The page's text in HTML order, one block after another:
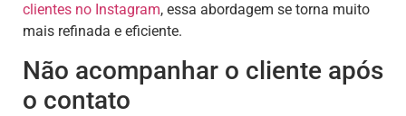
clientes no Instagram, essa abordagem se torna muito
mais refinada e eficiente.
Não acompanhar o cliente após
o contato